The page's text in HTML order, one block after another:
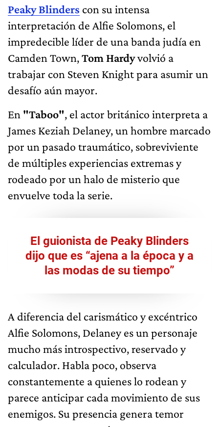
Peaky Blinders con su intensa
interpretación de Alfie Solomons, el
impredecible líder de una banda judía en
Camden Town,Tom Hardyvolvió a
trabajar con Steven Knight para asumir un
desafío aún mayor.
En "Taboo", el actor británico interpreta a
James Keziah Delaney, un hombre marcado
por un pasado traumático, sobreviviente
de múltiples experiencias extremas y
rodeado por un halo de misterio que
envuelve toda la serie.
El guionista de Peaky Blinders
dijo que es “ajena a la época y a
las modas de su tiempo”
A diferencia del carismático y excéntrico
Alfie Solomons, Delaney es un personaje
mucho más introspectivo, reservado y
calculador. Habla poco, observa
constantemente a quienes lo rodean y
parece anticipar cada movimiento de sus
enemigos. Su presencia genera temor